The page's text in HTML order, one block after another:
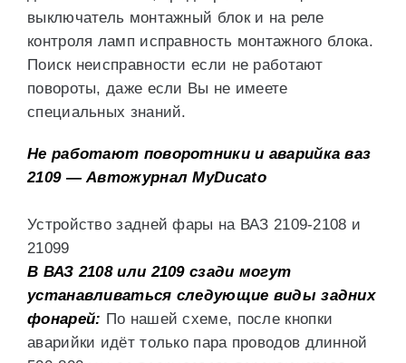
выключатель монтажный блок и на реле
контроля ламп исправность монтажного блока.
Поиск неисправности если не работают
повороты, даже если Вы не имеете
специальных знаний.
Не работают поворотники и аварийка ваз
2109 — Автожурнал MyDucato
Устройство задней фары на ВАЗ 2109-2108 и
21099
В ВАЗ 2108 или 2109 сзади могут
устанавливаться следующие виды задних
фонарей: По нашей схеме, после кнопки
аварийки идёт только пара проводов длинной